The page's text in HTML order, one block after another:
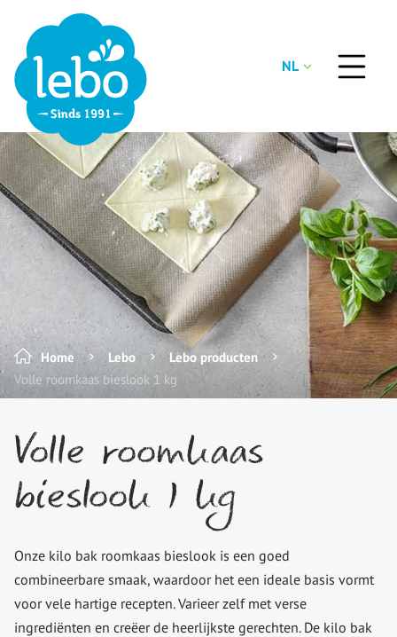
NL
Home Lebo
Lebo producten
Volle roomkaas bieslook 1 kg
Volle roomkaas
bieslook 1 kg
Onze kilo bak roomkaas bieslook is een goed
combineerbare smaak, waardoor het een ideale basis vormt
voor vele hartige recepten. Varieer zelf met verse
ingrediënten en creëer de heerlijkste gerechten. De kilo bak